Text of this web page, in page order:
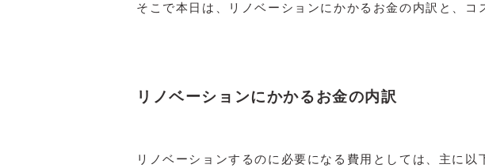
そこで本日は、リノベーションにかかるお金の内訳と、
リノベーションにかかるお金の内訳
リノベーションするのに必要になる費用としては、主に以